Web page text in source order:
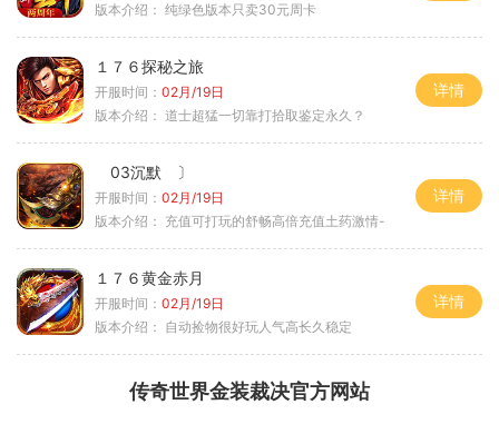
版本介绍： 纯绿色版本只卖30元周卡
１７６探秘之旅
开服时间： 02月/19日
版本介绍： 道士超猛一切靠打拾取鉴定永久？
详情
03沉默 〕
开服时间： 02月/19日
版本介绍： 充值可打玩的舒畅高倍充值土药激情-
详情
１７６黄金赤月
开服时间： 02月/19日
版本介绍： 自动捡物很好玩人气高长久稳定
详情
传奇世界金装裁决官方网站